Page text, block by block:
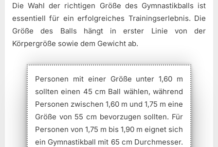
Die Wahl der richtigen Größe des Gymnastikballs ist
essentiell für ein erfolgreiches Trainingserlebnis. Die
Größe des Balls hängt in erster Linie von der
Körpergröße sowie dem Gewicht ab.
Personen mit einer Größe unter 1,60 m
sollten einen 45 cm Ball wählen, während
Personen zwischen 1,60 m und 1,75 m eine
Größe von 55 cm bevorzugen sollten. Für
Personen von 1,75 m bis 1,90 m eignet sich
ein Gymnastikball mit 65 cm Durchmesser.